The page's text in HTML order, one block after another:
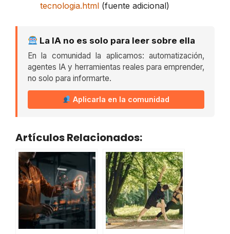
tecnologia.html (fuente adicional)
La IA no es solo para leer sobre ella
En la comunidad la aplicamos: automatización,
agentes IA y herramientas reales para emprender,
no solo para informarte.
Aplicarla en la comunidad
Artículos Relacionados: